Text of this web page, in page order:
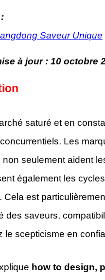
Saveur Unique
à jour : 10 octobre
saturé et en
Les
non seulement aident
également les
Cela est
des saveurs,
le scepticisme en
how to design,